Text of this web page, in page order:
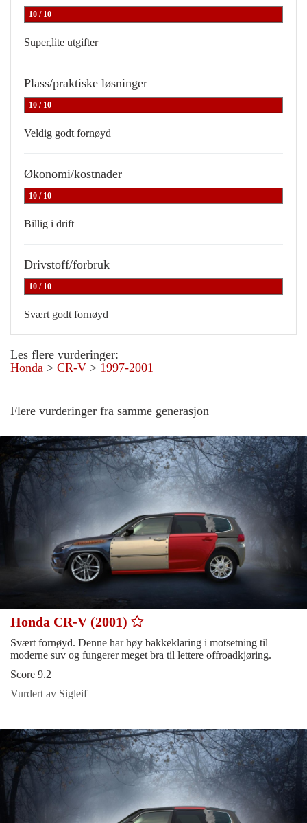
10 / 10
Super,lite utgifter
Plass/praktiske løsninger
10 / 10
Veldig godt fornøyd
Økonomi/kostnader
10 / 10
Billig i drift
Drivstoff/forbruk
10 / 10
Svært godt fornøyd
Les flere vurderinger:
Honda > CR-V > 1997-2001
Flere vurderinger fra samme generasjon
Honda CR-V (2001)
Svært fornøyd. Denne har høy bakkeklaring i motsetning til
moderne suv og fungerer meget bra til lettere offroadkjøring.
Score 9.2
Vurdert av Sigleif